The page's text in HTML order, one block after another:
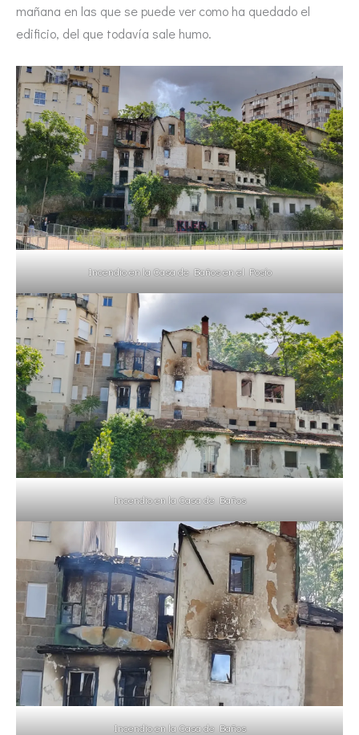
mañana en las que se puede ver como ha quedado el
edificio, del que todavía sale humo.
Incendio en la Casa de Baños en el Posío
Incendio en la Casa de Baños
Incendio en la Casa de Baños